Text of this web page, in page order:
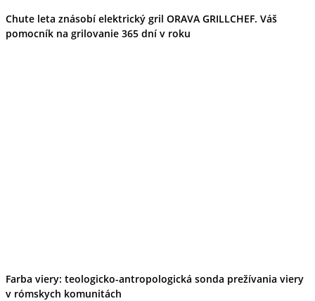
Chute leta znásobí elektrický gril ORAVA GRILLCHEF. Váš
pomocník na grilovanie 365 dní v roku
Farba viery: teologicko-antropologická sonda prežívania viery
v rómskych komunitách